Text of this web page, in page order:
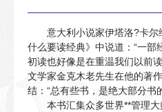
意大利小说家伊塔洛?卡
什么要读经典》中说道：“一部
初读也好像是在重温我们以前
文学家金克木老先生在他的著
结：“总有些书，是绝大部分书
本书汇集众多世界**管理